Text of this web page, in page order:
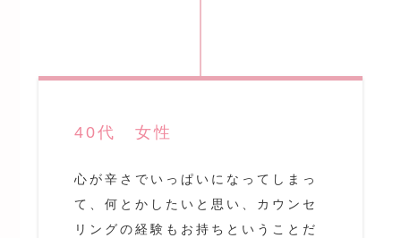
40代 女性
心が辛さでいっぱいになってしまっ
て、何とかしたいと思い、カウンセ
リングの経験もお持ちということだ